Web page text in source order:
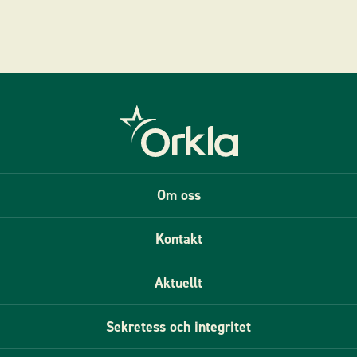
Om oss
Kontakt
Aktuellt
Sekretess och integritet